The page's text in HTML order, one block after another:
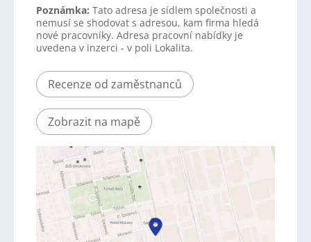
Poznámka: Tato adresa je sídlem společnosti a
nemusí se shodovat s adresou, kam firma hledá
nové pracovníky. Adresa pracovní nabídky je
uvedena v inzerci - v poli Lokalita.
Recenze od zaměstnanců
Zobrazit na mapě